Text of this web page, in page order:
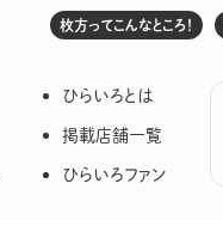
ひらいろとは
掲載店舗一覧
ひらいろファン
枚方ってこんなところ！